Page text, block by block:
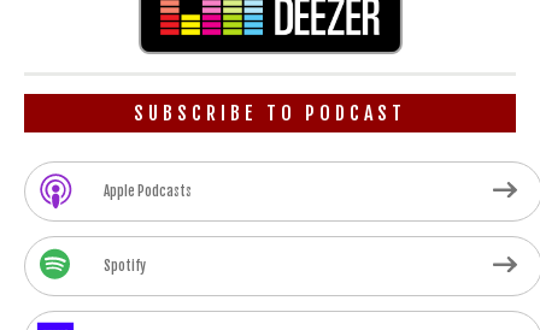
SUBSCRIBE TO PODCAST
Apple Podcasts
Spotify